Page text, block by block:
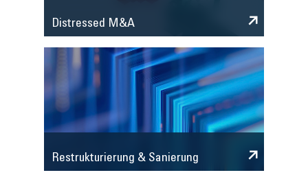
Distressed M&A
Restrukturierung & Sanierung